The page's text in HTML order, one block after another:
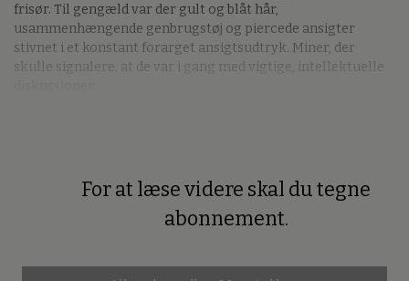
frisør. Til gengæld var der gult og blåt hår,
usammenhængende genbrugstøj og piercede ansigter
stivnet i et konstant forarget ansigtsudtryk. Miner, der
skulle signalere, at de var i gang med vigtige, intellektuelle
For at læse videre skal du tegne
abonnement.